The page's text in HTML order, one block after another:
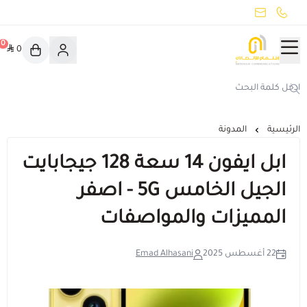
اهتمام
0
0
هواوي بورا 90 اس برو ماكس
ايفون 17
صناع المحتوى
عرض الكل
أدوات صانع محتوى
مبخرة ذكية
الهواتف الذكية
الرئيسية المدونة
ابل ايفون 14 سعة 128 جيجابايت
الجيل الخامس 5G - اصفر
المميزات والمواصفات
22 أغسطس 2025 Emad Alhasani